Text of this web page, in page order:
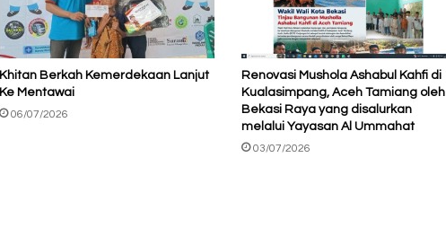
Khitan Berkah Kemerdekaan Lanjut
Ke Mentawai
06/07/2026
Renovasi Mushola Ashabul Kahfi di
Kualasimpang, Aceh Tamiang oleh
Bekasi Raya yang disalurkan
melalui Yayasan Al Ummahat
03/07/2026